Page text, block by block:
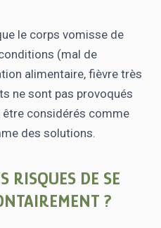
le corps vomisse de
(mal de
alimentaire, fièvre très
ne sont pas provoqués
considérés comme
des solutions.
RISQUES DE SE
?